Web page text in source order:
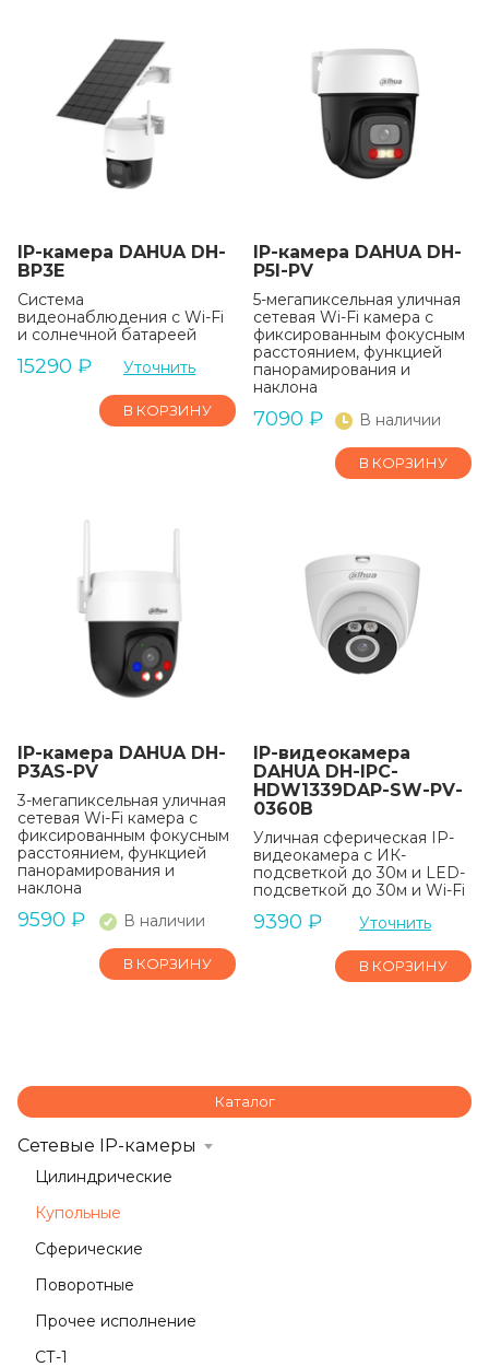
IP-камера DAHUA DH-
BP3E
Система
видеонаблюдения с Wi-Fi
и солнечной батареей
15290 ₽ Уточнить
В КОРЗИНУ
IP-камера DAHUA DH-
P5I-PV
5-мегапиксельная уличная
сетевая Wi-Fi камера с
фиксированным фокусным
расстоянием, функцией
панорамирования и
наклона
7090 ₽ В наличии
В КОРЗИНУ
IP-камера DAHUA DH-
P3AS-PV
3-мегапиксельная уличная
сетевая Wi-Fi камера с
фиксированным фокусным
расстоянием, функцией
панорамирования и
наклона
9590 ₽ В наличии
В КОРЗИНУ
IP-видеокамера
DAHUA DH-IPC-
HDW1339DAP-SW-PV-
0360B
Уличная сферическая IP-
видеокамера с ИК-
подсветкой до 30м и LED-
подсветкой до 30м и Wi-Fi
9390 ₽ Уточнить
В КОРЗИНУ
Каталог
Сетевые IP-камеры
Цилиндрические
Купольные
Сферические
Поворотные
Прочее исполнение
СТ-1